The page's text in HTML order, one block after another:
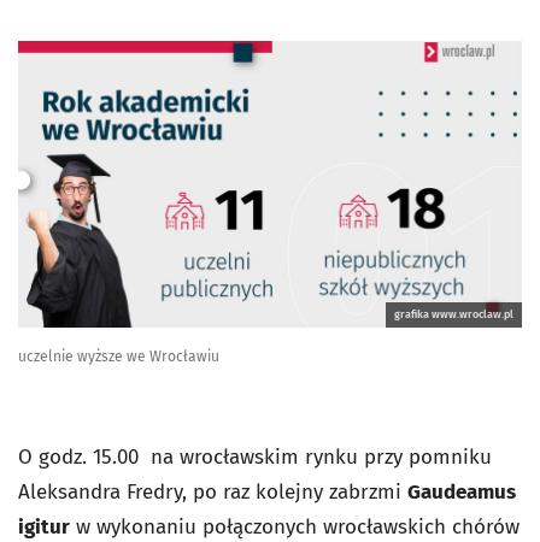
grafika www.wroclaw.pl
uczelnie wyższe we Wrocławiu
O godz. 15.00 na wrocławskim rynku przy pomniku
Aleksandra Fredry, po raz kolejny zabrzmi Gaudeamus
igitur w wykonaniu połączonych wrocławskich chórów